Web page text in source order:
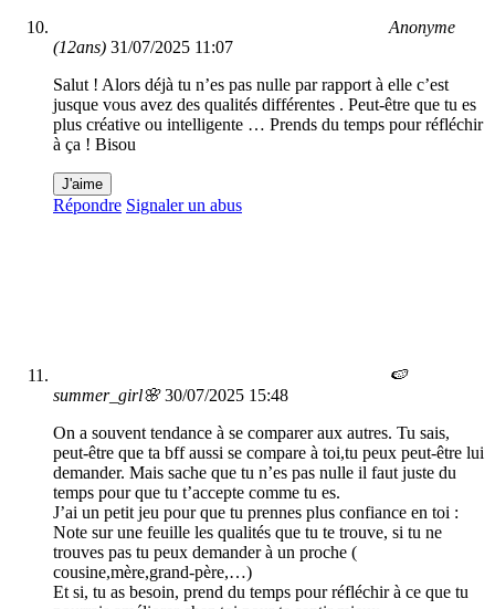
Anonyme
(12ans) 31/07/2025 11:07
Salut ! Alors déjà tu n’es pas nulle par rapport à elle c’est
jusque vous avez des qualités différentes . Peut-être que tu es
plus créative ou intelligente … Prends du temps pour réfléchir
à ça ! Bisou
J'aime
Répondre Signaler un abus
🍉
summer_girl🌸 30/07/2025 15:48
On a souvent tendance à se comparer aux autres. Tu sais,
peut-être que ta bff aussi se compare à toi,tu peux peut-être lui
demander. Mais sache que tu n’es pas nulle il faut juste du
temps pour que tu t’accepte comme tu es.
J’ai un petit jeu pour que tu prennes plus confiance en toi :
Note sur une feuille les qualités que tu te trouve, si tu ne
trouves pas tu peux demander à un proche (
cousine,mère,grand-père,…)
Et si, tu as besoin, prend du temps pour réfléchir à ce que tu